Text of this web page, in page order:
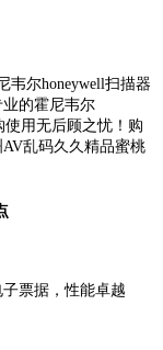
尔honeywell扫描器
专业的霍尼韦尔
用无后顾之忧！购
AV乱码久久精品蜜桃
据，性能卓越